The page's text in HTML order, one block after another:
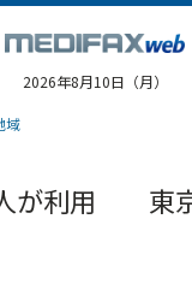
2026年8月10日（月）
域
が利用 東京